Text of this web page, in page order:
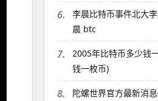
6.
李晨比特币事件北大
晨 btc
7.
2005年比特币多少钱
钱一枚币)
8. 陀螺世界官方最新消